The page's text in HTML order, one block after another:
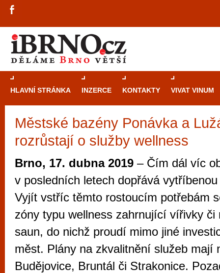
HLAVNÍ STRÁNKA INZERCE KONTAKTY VIVAT VINUM
Městské bazény Ponávka a
rozrůstají o služby wellness
Brno, 17. dubna 2019 – Čím dál víc
v posledních letech dopřává
Vyjít vstříc těmto rostoucím potřebám
zóny typu wellness zahrnující vířivky či
saun, do nichž proudí mimo jiné
měst. Plány na zkvalitnění služeb mají
Budějovice, Bruntál či Strakonice.
Průvodce
Brně: Od
automaty
Brno je
zajímavé
restaurace,
Mimo jiné je ale také místem, kde si
vyzkoušet různé kasinové hry. V
metropoli naleznete širokou nabídku her
po moderní automaty jak pro pravidelné
příležitostné hráče. V...